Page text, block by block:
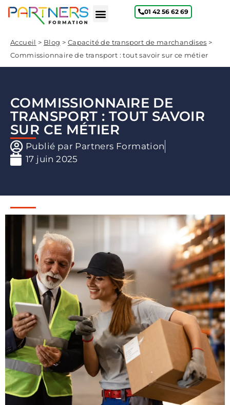
01 42 56 62 69
Accueil > Blog > Capacité de transport de marchandises >
Commissionnaire de transport : tout savoir sur ce métier
COMMISSIONNAIRE DE
TRANSPORT : TOUT SAVOIR
SUR CE MÉTIER
Publié par Partners Formation
17 juin 2025